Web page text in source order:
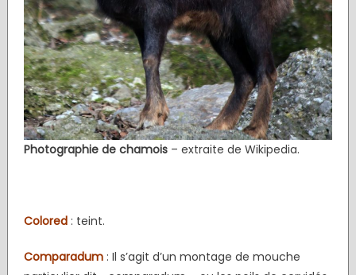
Photographie de chamois– extraite de Wikipedia.
Colored : teint.
Comparadum: Il s’agit d’un montage de mouche